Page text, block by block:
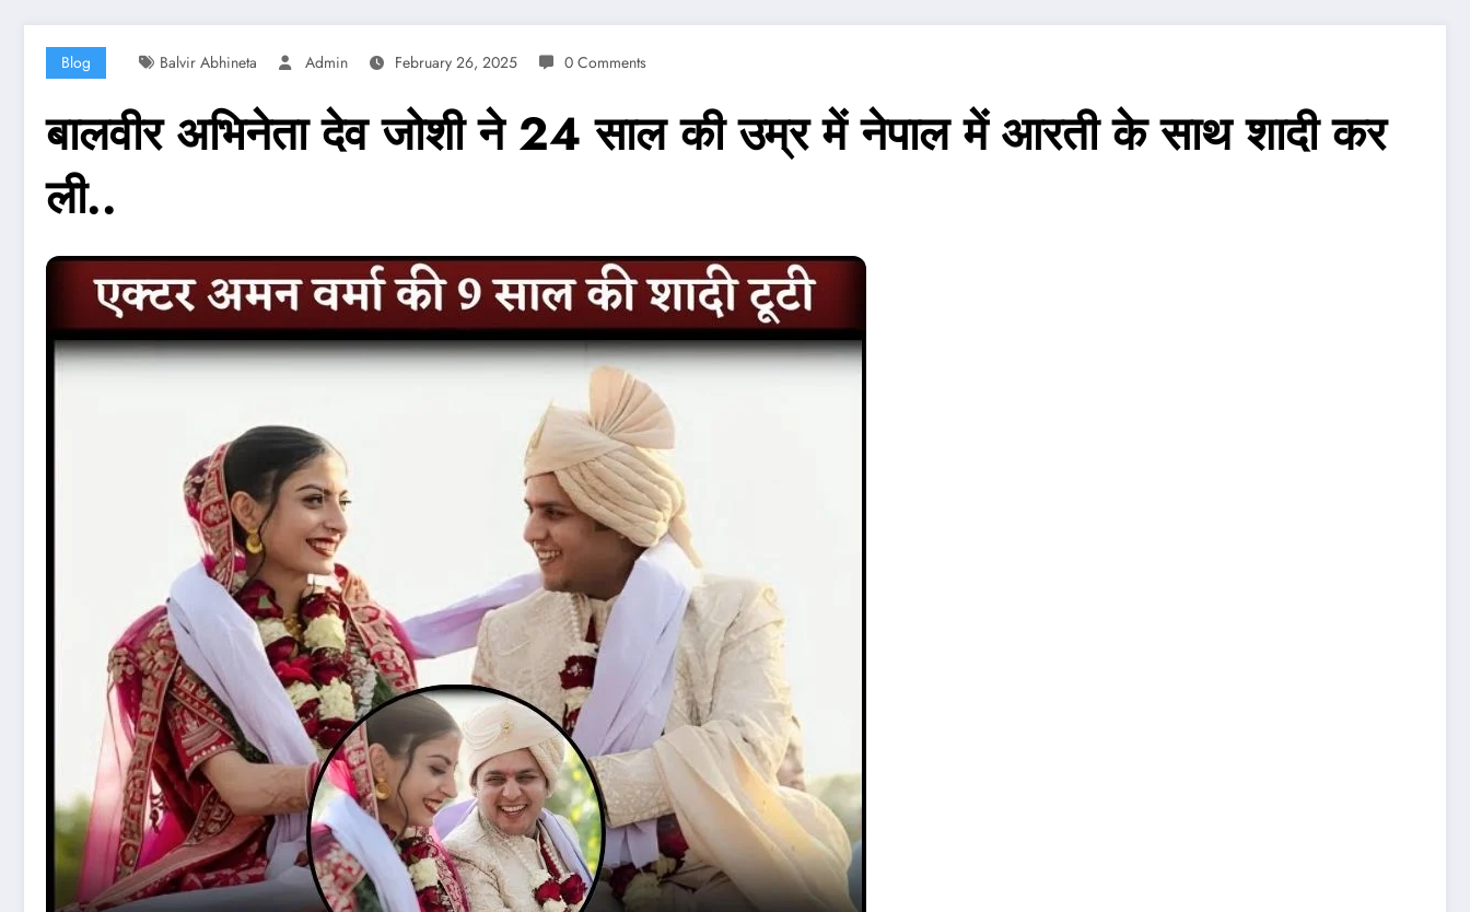
Blog Balvir Abhineta Admin February 26, 2025 0 Comments
बालवीर अभिनेता देव जोशी ने 24 साल की उम्र में नेपाल में आरती के साथ शादी कर
ली..